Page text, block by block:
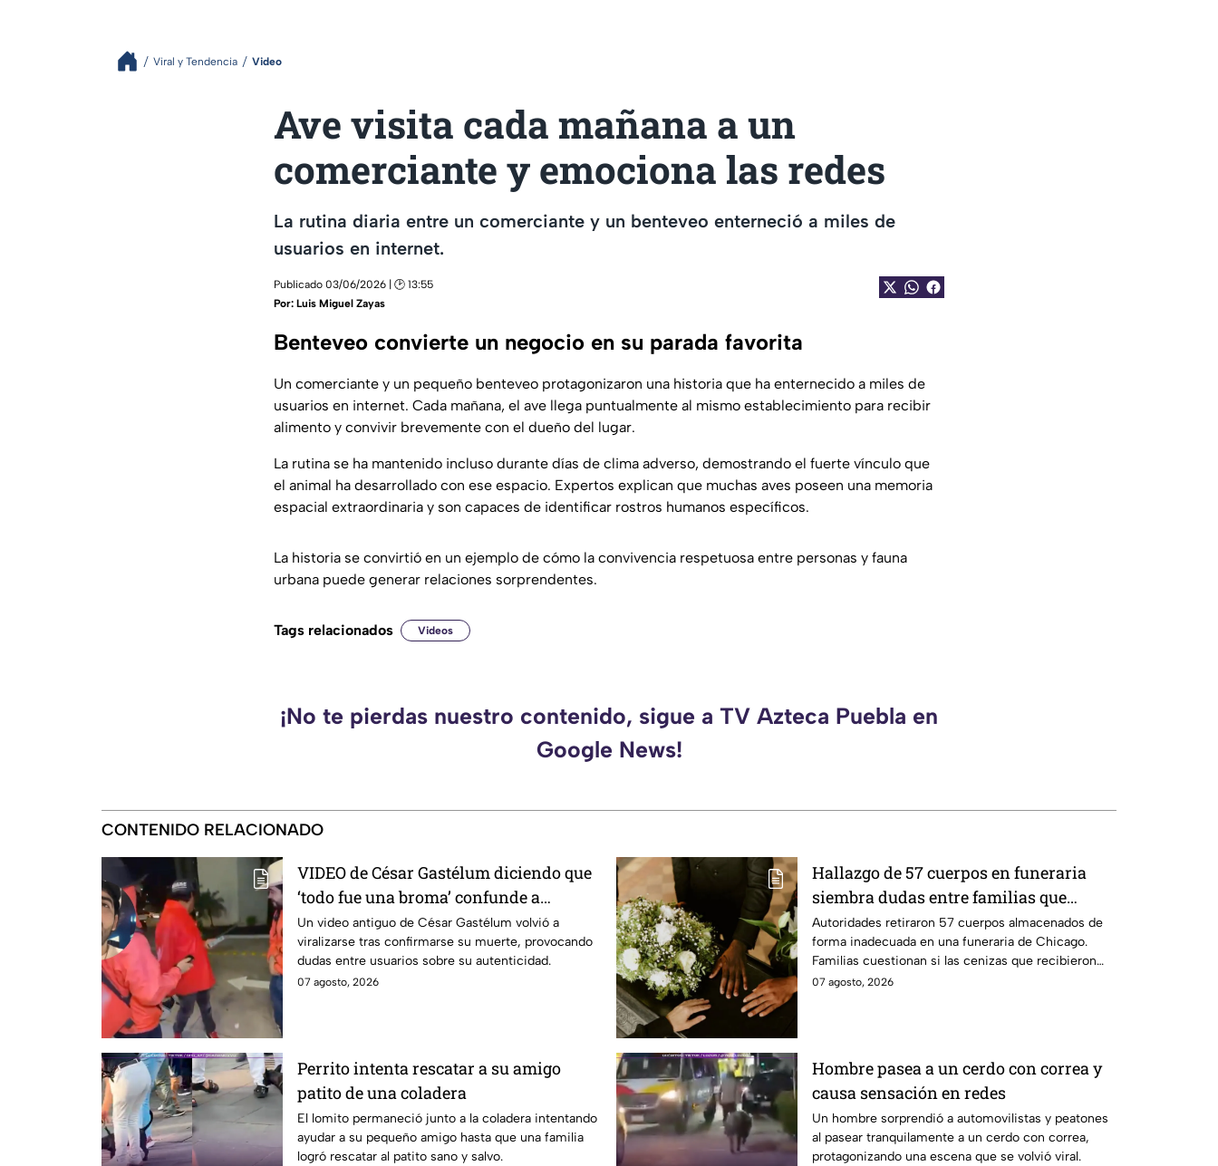
Viral y Tendencia Video
Ave visita cada mañana a un
comerciante y emociona las redes
La rutina diaria entre un comerciante y un benteveo enterneció a miles de
usuarios en internet.
Publicado 03/06/2026 | 🕑 13:55
Por: Luis Miguel Zayas
Benteveo convierte un negocio en su parada favorita
Un comerciante y un pequeño benteveo protagonizaron una historia que ha enternecido a miles de
usuarios en internet. Cada mañana, el ave llega puntualmente al mismo establecimiento para recibir
alimento y convivir brevemente con el dueño del lugar.
La rutina se ha mantenido incluso durante días de clima adverso, demostrando el fuerte vínculo que
el animal ha desarrollado con ese espacio. Expertos explican que muchas aves poseen una memoria
espacial extraordinaria y son capaces de identificar rostros humanos específicos.
La historia se convirtió en un ejemplo de cómo la convivencia respetuosa entre personas y fauna
urbana puede generar relaciones sorprendentes.
Tags relacionados Videos
¡No te pierdas nuestro contenido, sigue a TV Azteca Puebla en
Google News!
CONTENIDO RELACIONADO
VIDEO de César Gastélum diciendo que
‘todo fue una broma’ confunde a
usuarios tras su muerte
Un video antiguo de César Gastélum volvió a
viralizarse tras confirmarse su muerte, provocando
dudas entre usuarios sobre su autenticidad.
07 agosto, 2026
Hallazgo de 57 cuerpos en funeraria
siembra dudas entre familias que
recibieron cenizas de sus seres
queridos
Autoridades retiraron 57 cuerpos almacenados de
forma inadecuada en una funeraria de Chicago.
Familias cuestionan si las cenizas que recibieron
son auténticas.
07 agosto, 2026
Perrito intenta rescatar a su amigo
patito de una coladera
El lomito permaneció junto a la coladera intentando
ayudar a su pequeño amigo hasta que una familia
logró rescatar al patito sano y salvo.
Hombre pasea a un cerdo con correa y
causa sensación en redes
Un hombre sorprendió a automovilistas y peatones
al pasear tranquilamente a un cerdo con correa,
protagonizando una escena que se volvió viral.